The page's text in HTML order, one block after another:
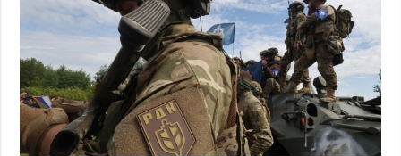
防衛
社会・文化
スポーツ
犯罪
事故・緊急事態